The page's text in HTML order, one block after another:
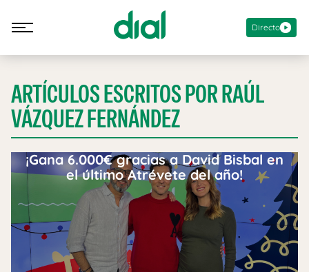
Directo
ARTÍCULOS ESCRITOS POR RAÚL
VÁZQUEZ FERNÁNDEZ
¡Gana 6.000€ gracias a David Bisbal en
el último Atrévete del año!